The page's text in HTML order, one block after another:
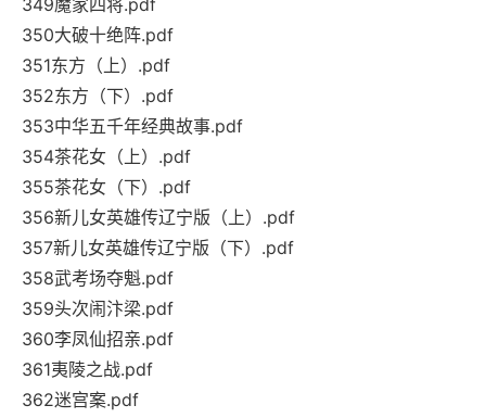
349魔家四将.pdf
350大破十绝阵.pdf
351东方（上）.pdf
352东方（下）.pdf
353中华五千年经典故事.pdf
354茶花女（上）.pdf
355茶花女（下）.pdf
356新儿女英雄传辽宁版（上）.pdf
357新儿女英雄传辽宁版（下）.pdf
358武考场夺魁.pdf
359头次闹汴梁.pdf
360李凤仙招亲.pdf
361夷陵之战.pdf
362迷宫案.pdf